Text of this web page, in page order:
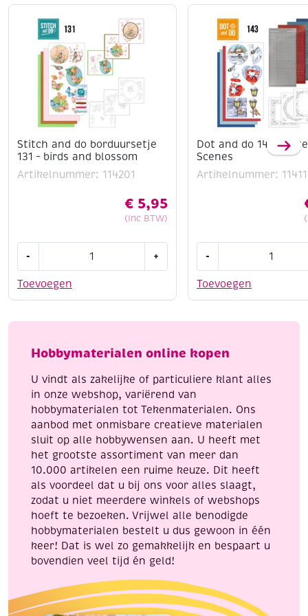
Stitch and do borduursetje
131 – birds and blossom
Artikelnummer: 114201
€ 5,95
(Inc BTW)
Toevoegen
-
do
-
and
aantal
+
Dot and do 143
Scenes
Artikelnummer:
Toevoegen
-
do
Scenes
Hobbymaterialen online kopen
U vindt als zakelijke of particuliere klant alles
in onze webshop, variërend van
hobbymaterialen tot Tekenmaterialen. Ons
aanbod met onmisbare creatieve materialen
sluit op alle hobbywensen aan. U heeft met
het grootste assortiment van meer dan
10.000 artikelen een ruime keuze. Dit heeft
als voordeel dat u bij ons voor alles slaagt,
zodat u niet meerdere winkels of webshops
hoeft te bezoeken. Vrijwel alle benodigde
hobbymaterialen bestelt u dus gewoon in één
keer! Dat is wel zo gemakkelijk en bespaart u
bovendien veel tijd én geld!